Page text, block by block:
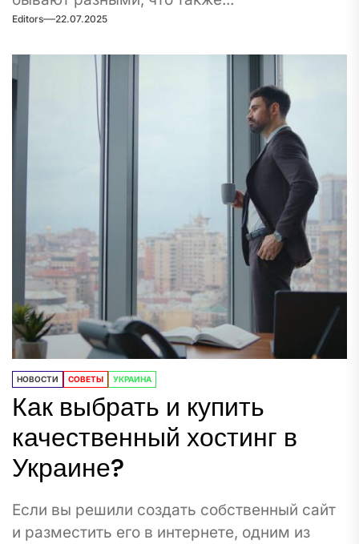
Editors 22.07.2025
НОВОСТИ СОВЕТЫ УКРАИНА
Как выбрать и купить
качественный хостинг в
Украине?
Если вы решили создать собственный сайт
и разместить его в интернете, одним из